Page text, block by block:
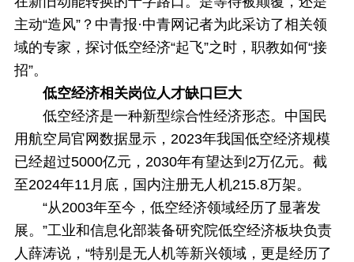
主动“造风”？中青报·中青网记者为此采访了相关领
域的专家，探讨低空经济“起飞”之时，职教如何“接
招”。
低空经济相关岗位人才缺口巨大
低空经济是一种新型综合性经济形态。中国民
用航空局官网数据显示，2023年我国低空经济规模
已经超过5000亿元，2030年有望达到2万亿元。截
至2024年11月底，国内注册无人机215.8万架。
“从2003年至今，低空经济领域经历了显著发
展。”工业和信息化部装备研究院低空经济板块负责
人薛涛说，“特别是无人机等新兴领域，更是经历了